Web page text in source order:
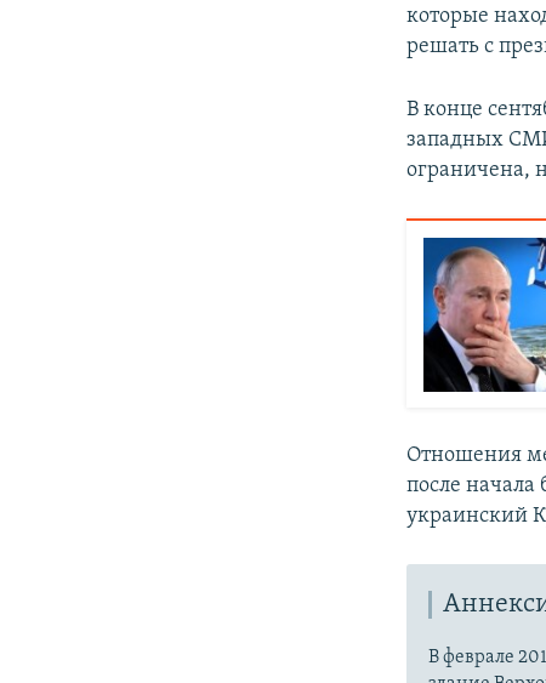
которые
решать с
В конце
западных
ограничена,
Отношения
после
украинский
В феврале